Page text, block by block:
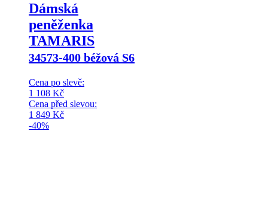
Dámská
peněženka
TAMARIS
34573-400 béžová S6
Cena po slevě:
1 108 Kč
Cena před slevou:
1 849 Kč
-40%